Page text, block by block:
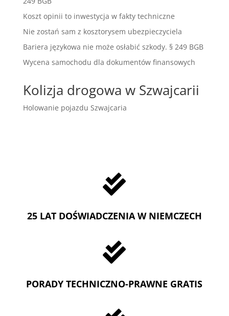
Koszt opinii to inwestycja w fakty techniczne
Nie zostań sam z kosztorysem ubezpieczyciela
Bariera językowa nie może osłabić szkody. § 249 BGB
Wycena samochodu dla dokumentów finansowych
Kolizja drogowa w Szwajcarii
Holowanie pojazdu Szwajcaria

25 LAT DOŚWIADCZENIA W NIEMCZECH

PORADY TECHNICZNO-PRAWNE GRATIS